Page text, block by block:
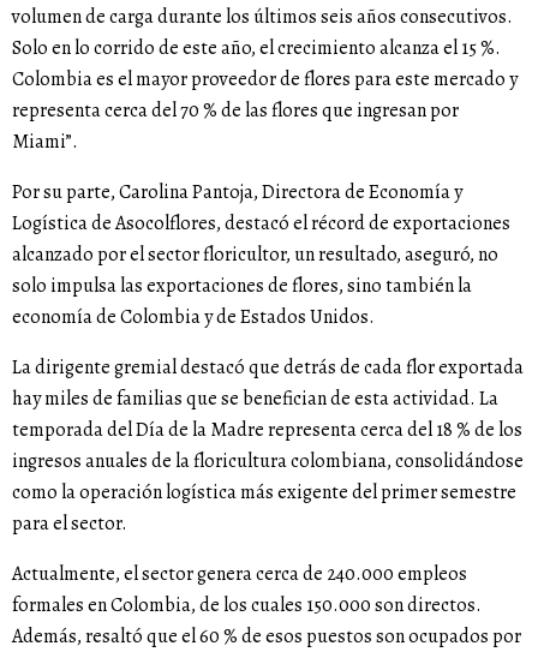
volumen de carga durante los últimos seis años consecutivos.
Solo en lo corrido de este año, el crecimiento alcanza el 15 %.
Colombia es el mayor proveedor de flores para este mercado y
representa cerca del 70 % de las flores que ingresan por
Miami”.
Por su parte, Carolina Pantoja, Directora de Economía y
Logística de Asocolflores, destacó el récord de exportaciones
alcanzado por el sector floricultor, un resultado, aseguró, no
solo impulsa las exportaciones de flores, sino también la
economía de Colombia y de Estados Unidos.
La dirigente gremial destacó que detrás de cada flor exportada
hay miles de familias que se benefician de esta actividad. La
temporada del Día de la Madre representa cerca del 18 % de los
ingresos anuales de la floricultura colombiana, consolidándose
como la operación logística más exigente del primer semestre
para el sector.
Actualmente, el sector genera cerca de 240.000 empleos
formales en Colombia, de los cuales 150.000 son directos.
Además, resaltó que el 60 % de esos puestos son ocupados por